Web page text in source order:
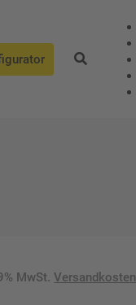
MwSt.Versandkosten